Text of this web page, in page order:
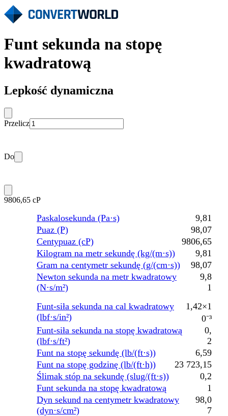
Funt sekunda na stopę
kwadratową
Lepkość dynamiczna
Przelicz
Do
9806,65 cP
Paskalosekunda (Pa·s)
9,81
Puaz (P)
98,07
Centypuaz (cP)
9806,65
Kilogram na metr sekundę (kg/(m·s))
9,81
Gram na centymetr sekundę (g/(cm·s))
98,07
Newton sekunda na metr kwadratowy
(N·s/m²)
9,8
1
Funt-siła sekunda na cal kwadratowy
(lbf·s/in²)
1,42×1
0⁻³
Funt-siła sekunda na stopę kwadratową
(lbf·s/ft²)
0,
2
Funt na stopę sekundę (lb/(ft·s))
6,59
Funt na stopę godzinę (lb/(ft·h))
23 723,15
Ślimak stóp na sekundę (slug/(ft·s))
0,2
Funt sekunda na stopę kwadratową
1
Dyn sekund na centymetr kwadratowy
(dyn·s/cm²)
98,0
7